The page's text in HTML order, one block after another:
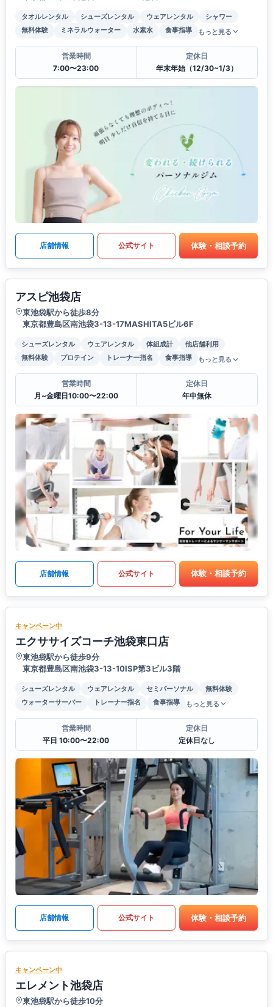
タオルレンタル シューズレンタル ウェアレンタル
シャワー
無料体験
ミネラルウォーター 水素水 食事指導 もっと見る
営業時間
7:00〜23:00
定休日
年末年始（12/30~1/3）
店舗情報 公式サイト 体験・相談予約
アスピ池袋店
東池袋駅から徒歩8分
東京都豊島区南池袋3-13-17MASHITA5ビル6F
シューズレンタル ウェアレンタル 体組成計
他店舗利用
無料体験
プロテイン トレーナー指名 食事指導 もっと見る
営業時間
月~金曜日10:00〜22:00
定休日
年中無休
店舗情報 公式サイト 体験・相談予約
キャンペーン中
エクササイズコーチ池袋東口店
東池袋駅から徒歩9分
東京都豊島区南池袋3-13-10ISP第3ビル3階
シューズレンタル ウェアレンタル セミパーソナル
無料体験
ウォーターサーバー
トレーナー指名 食事指導 もっと見る
営業時間
平日 10:00〜22:00
定休日
定休日なし
店舗情報 公式サイト 体験・相談予約
キャンペーン中
エレメント池袋店
東池袋駅から徒歩10分